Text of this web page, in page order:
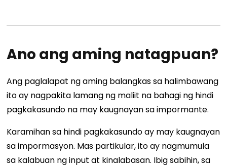
Ano ang aming natagpuan?
Ang paglalapat ng aming balangkas sa halimbawang
ito ay nagpakita lamang ng maliit na bahagi ng hindi
pagkakasundo na may kaugnayan sa impormante.
Karamihan sa hindi pagkakasundo ay may kaugnayan
sa impormasyon. Mas partikular, ito ay nagmumula
sa kalabuan ng input at kinalabasan. Ibig sabihin, sa